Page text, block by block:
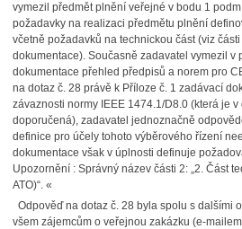
vymezil předmět plnění veřejné v bodu 1
požadavky na realizaci předmětu plnění
včetně požadavků na technickou část (viz
dokumentace). Současně zadavatel vymezil v
dokumentace přehled předpisů a norem pro
na dotaz č. 28 právě k Příloze č. 1 zadávací
závaznosti normy IEEE 1474.1/D8.0 (která je
doporučená), zadavatel jednoznačně
definice pro účely tohoto výběrového řízení
dokumentace však v úplnosti definuje
Upozornění : Správný název části 2: „2. Část
ATO)“. «
Odpověď na dotaz č. 28 byla spolu s dalšími
všem zájemcům o veřejnou zakázku (e-